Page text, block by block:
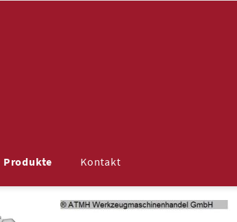
Produkte Kontakt